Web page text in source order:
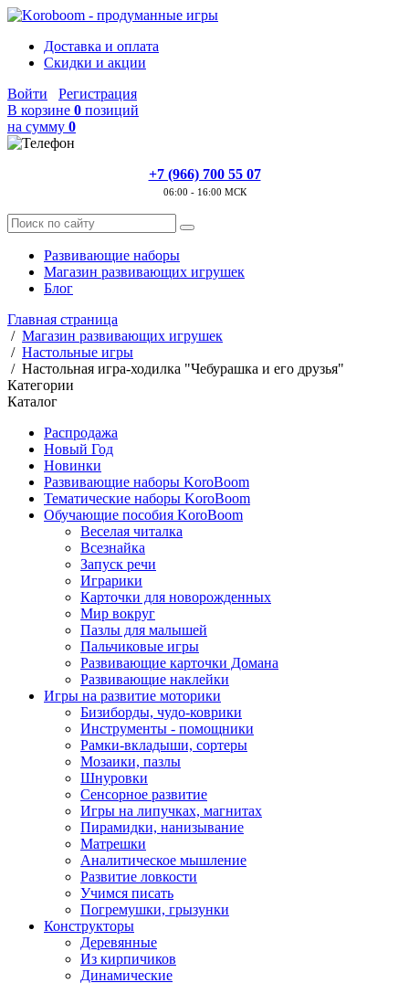
Доставка и оплата
Скидки и акции
Войти
Регистрация
В корзине 0 позиций
на сумму 0
+7 (966) 700 55 07
06:00 - 16:00 МСК
Развивающие наборы
Магазин развивающих игрушек
Блог
Главная страница
/ Магазин развивающих игрушек
/ Настольные игры
/ Настольная игра-ходилка "Чебурашка и его друзья"
Категории
Каталог
Распродажа
Новый Год
Новинки
Развивающие наборы KoroBoom
Тематические наборы KoroBoom
Обучающие пособия KoroBoom
Веселая читалка
Всезнайка
Запуск речи
Играрики
Карточки для новорожденных
Мир вокруг
Пазлы для малышей
Пальчиковые игры
Развивающие карточки Домана
Развивающие наклейки
Игры на развитие моторики
Бизиборды, чудо-коврики
Инструменты - помощники
Рамки-вкладыши, сортеры
Мозаики, пазлы
Шнуровки
Сенсорное развитие
Игры на липучках, магнитах
Пирамидки, нанизывание
Матрешки
Аналитическое мышление
Развитие ловкости
Учимся писать
Погремушки, грызунки
Конструкторы
Деревянные
Из кирпичиков
Динамические